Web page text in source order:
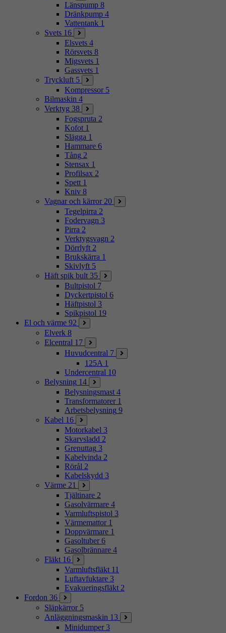
Länspump 8
Dränkpump 4
Vattentank 1
Svets 16
Elsvets 4
Rörsvets 8
Migsvets 1
Gassvets 1
Tryckluft 5
Kompressor 5
Bilmaskin 4
Verktyg 38
Fogspruta 2
Kofot 1
Slägga 1
Hammare 6
Tång 2
Stensax 1
Profilsax 2
Spett 1
Kniv 8
Vagnar och kärror 20
Tegelpirra 2
Fodervagn 3
Pirra 2
Verktygsvagn 2
Dörrlyft 2
Brukskärra 1
Skivlyft 5
Häft spik bult 35
Bultpistol 7
Dyckertpistol 6
Häftpistol 3
Spikpistol 19
El och värme 92
Elverk 8
Elcentral 17
Huvudcentral 7
125A 1
Undercentral 10
Belysning 14
Belysningsmast 4
Transformatorer 1
Arbetsbelysning 9
Kabel 16
Motorkabel 3
Skarvsladd 2
Grenuttag 3
Kabelvinda 2
Rörål 2
Kabelskydd 3
Värme 21
Tjältinare 2
Gasolvärmare 4
Varmluftspistol 3
Värmemattor 1
Doppvärmare 1
Gasoltuber 6
Gasolbrännare 4
Fläkt 16
Varmluftsfläkt 11
Luftavfuktare 3
Evakueringsfläkt 2
Fordon 36
Släpkärror 5
Anläggningsmaskin 13
Minidumper 3